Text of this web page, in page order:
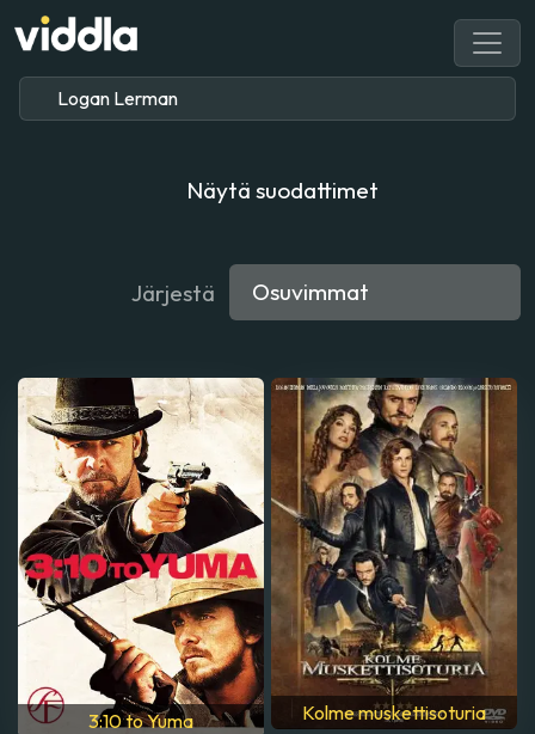
Näytä suodattimet
Järjestä
3:10 to Yuma Kolme muskettisoturia